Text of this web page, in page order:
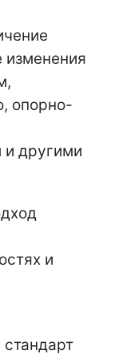
изменения
опорно-
и другими
и